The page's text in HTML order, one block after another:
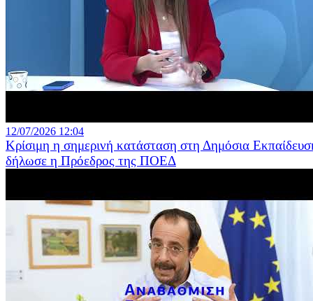
12/07/2026 12:04
Κρίσιμη η σημερινή κατάσταση στη Δημόσια
δήλωσε η Πρόεδρος της ΠΟΕΔ